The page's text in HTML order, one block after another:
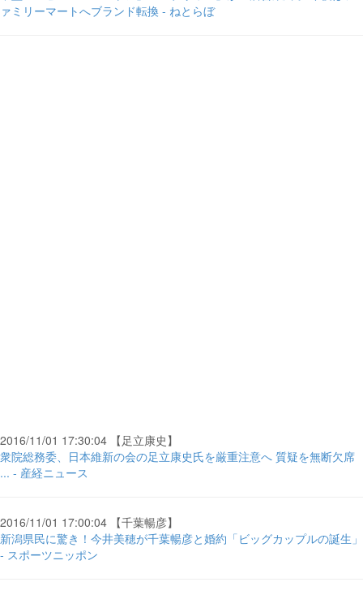
ァミリーマートへブランド転換 - ねとらぼ
2016/11/01 17:30:04 【足立康史】
衆院総務委、日本維新の会の足立康史氏を厳重注意へ 質疑を無断欠席
... - 産経ニュース
2016/11/01 17:00:04 【千葉暢彦】
新潟県民に驚き！今井美穂が千葉暢彦と婚約「ビッグカップルの誕生」
- スポーツニッポン